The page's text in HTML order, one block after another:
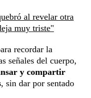
al revelar otra
muy triste"
recordar la
señales del cuerpo,
y compartir
, sin dar por sentado